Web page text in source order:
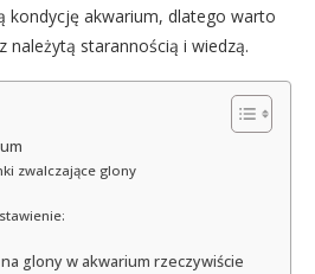
kondycję akwarium, dlatego warto
starannością i wiedzą.
zwalczające glony
glony w akwarium rzeczywiście